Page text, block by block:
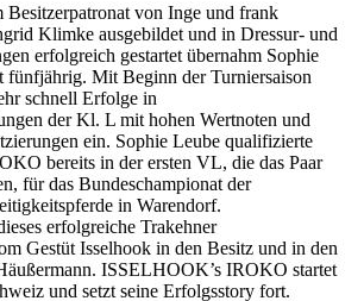
Besitzerpatronat von Inge und frank
Klimke ausgebildet und in Dressur- und
erfolgreich gestartet übernahm Sophie
fünfjährig. Mit Beginn der Turniersaison
schnell Erfolge in
der Kl. L mit hohen Wertnoten und
ein. Sophie Leube qualifizierte
bereits in der ersten VL, die das Paar
für das Bundeschampionat der
in Warendorf.
erfolgreiche Trakehner
Gestüt Isselhook in den Besitz und in den
ISSELHOOK’s IROKO startet
und setzt seine Erfolgsstory fort.